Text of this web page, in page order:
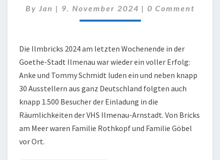
REISE
By Jan | 9. November 2024 | Comments
0 Comment
Die Ilmbricks 2024 am letzten Wochenende in der
Goethe-Stadt Ilmenau war wieder ein voller Erfolg:
Anke und Tommy Schmidt luden ein und neben knapp
30 Ausstellern aus ganz Deutschland folgten auch
knapp 1.500 Besucher der Einladung in die
Räumlichkeiten der VHS Ilmenau-Arnstadt. Von Bricks
am Meer waren Familie Rothkopf und Familie Göbel
vor Ort.